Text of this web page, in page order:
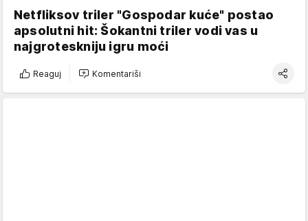
Netfliksov triler "Gospodar kuće" postao
apsolutni hit: Šokantni triler vodi vas u
najgroteskniju igru moći
Reaguj Komentariši